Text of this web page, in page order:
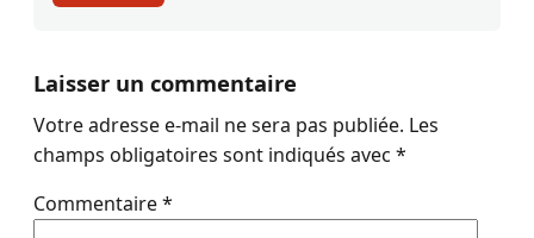
Laisser un commentaire
Votre adresse e-mail ne sera pas publiée. Les
champs obligatoires sont indiqués avec *
Commentaire*